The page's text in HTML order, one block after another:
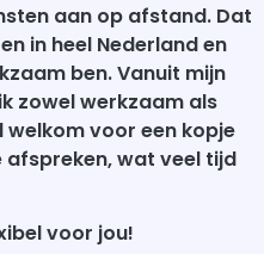
aan op afstand. Dat
in heel Nederland en
ben. Vanuit mijn
zowel werkzaam als
voor een kopje
afspreken, wat veel tijd
voor jou!